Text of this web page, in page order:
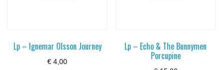
Lp – Ignemar Olsson Journey
€ 4,00
Lp – Echo & The Bunnymen
Porcupine